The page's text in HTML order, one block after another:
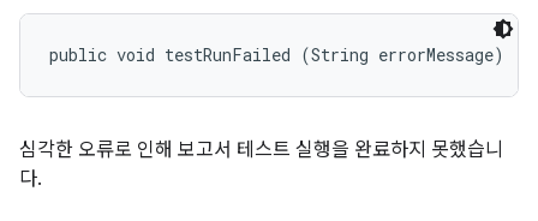
public void testRunFailed (String errorMessage)
심각한 오류로 인해 보고서 테스트 실행을 완료하지 못했습니
다.